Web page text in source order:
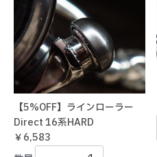
【5%OFF】ラインローラー
Direct 16系HARD
￥6,583